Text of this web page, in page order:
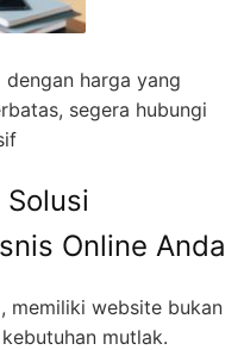
harga yang
segera hubungi
Online Anda
memiliki website bukan
mutlak.